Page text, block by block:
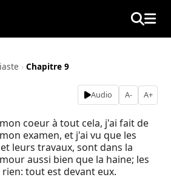
› Chapitre 9
Audio A- A+
coeur à tout cela, j'ai fait de
examen, et j'ai vu que les
leurs travaux, sont dans la
aussi bien que la haine; les
tout est devant eux.